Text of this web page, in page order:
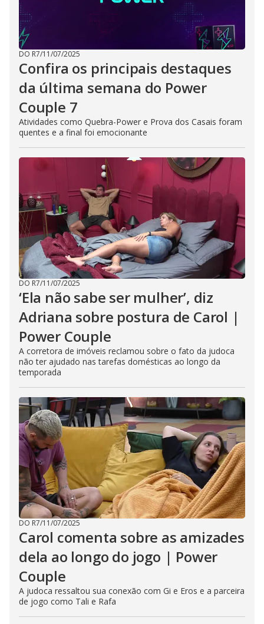
DO R7/11/07/2025
Confira os principais destaques
da última semana do Power
Couple 7
Atividades como Quebra-Power e Prova dos Casais foram
quentes e a final foi emocionante
DO R7/11/07/2025
‘Ela não sabe ser mulher’, diz
Adriana sobre postura de Carol |
Power Couple
A corretora de imóveis reclamou sobre o fato da judoca
não ter ajudado nas tarefas domésticas ao longo da
temporada
DO R7/11/07/2025
Carol comenta sobre as amizades
dela ao longo do jogo | Power
Couple
A judoca ressaltou sua conexão com Gi e Eros e a parceira
de jogo como Tali e Rafa